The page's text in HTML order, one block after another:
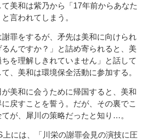
美和は紫乃から「17年前からあなた
言われてしまう。
罪をするが、矛先は美和に向けられ
んですか？」と詰め寄られると、美
を理解しきれていません」と話して
、美和は環境保全活動に参加する。
美和に会うために帰国すると、美和
戻すことを誓う。だが、その裏でこ
が、犀川の策略だったと知り…。
には、「川栄の謝罪会見の演技に圧